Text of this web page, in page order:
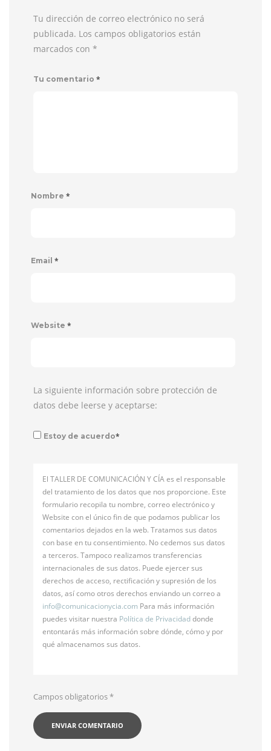
Tu dirección de correo electrónico no será
publicada. Los campos obligatorios están
marcados con *
Tu comentario *
Nombre *
Email *
Website *
La siguiente información sobre protección de
datos debe leerse y aceptarse:
Estoy de acuerdo*
El TALLER DE COMUNICACIÓN Y CÍA es el responsable
del tratamiento de los datos que nos proporcione. Este
formulario recopila tu nombre, correo electrónico y
Website con el único fin de que podamos publicar los
comentarios dejados en la web. Tratamos sus datos
con base en tu consentimiento. No cedemos sus datos
a terceros. Tampoco realizamos transferencias
internacionales de sus datos. Puede ejercer sus
derechos de acceso, rectificación y supresión de los
datos, así como otros derechos enviando un correo a
info@comunicacionycia.com Para más información
puedes visitar nuestra Política de Privacidaddonde
entontarás más información sobre dónde, cómo y por
qué almacenamos sus datos.
Campos obligatorios*